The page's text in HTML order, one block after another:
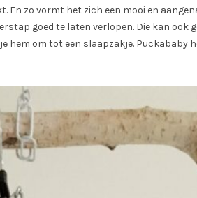
zo vormt het zich een mooi en
goed te laten verlopen. Die kan
hem om tot een slaapzakje. Puckababy